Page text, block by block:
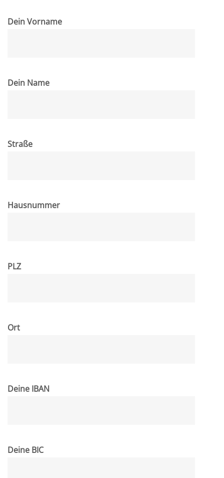
Dein Vorname
Dein Name
Straße
Hausnummer
PLZ
Ort
Deine IBAN
Deine BIC